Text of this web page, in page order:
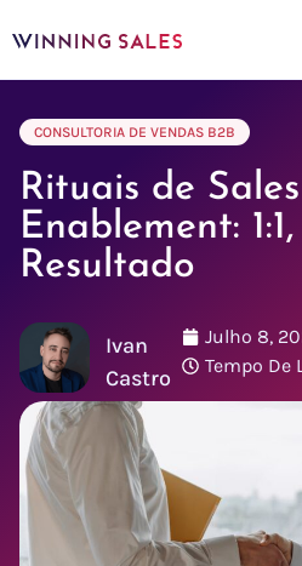
CONSULTORIA DE VENDAS B2B
Rituais de Sales
Enablement:
Resultado
Julho 8,
Tempo De
Ivan
Castro